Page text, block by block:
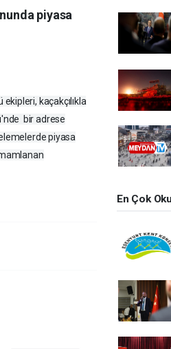
piyasa
kaçakçılıkla
bir adrese
piyasa
En Çok